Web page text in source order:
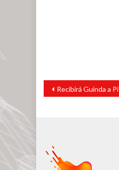
Navegación
entradas
Recibirá Guinda a